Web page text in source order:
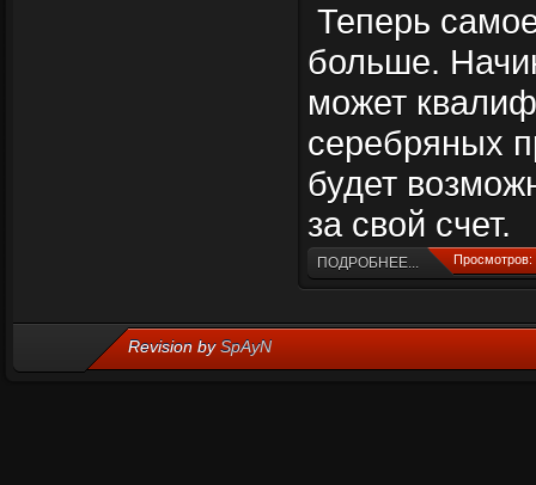
Теперь
больше.
может
серебряных
будет
за свой счет.
ПОДРОБНЕЕ...
Revision bySpAyN